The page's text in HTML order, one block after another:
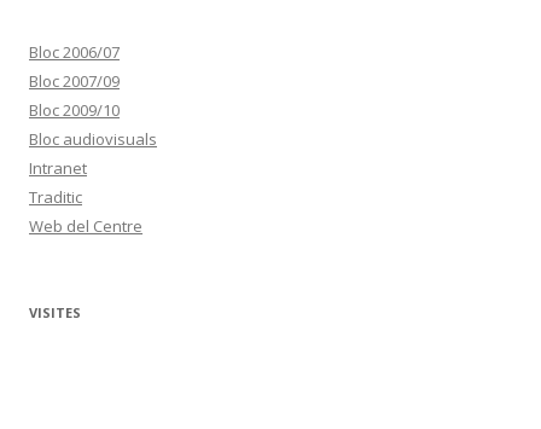
Bloc 2006/07
Bloc 2007/09
Bloc 2009/10
Bloc audiovisuals
Intranet
Traditic
Web del Centre
VISITES